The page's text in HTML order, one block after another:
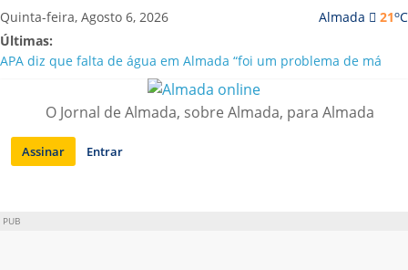
Saltar
para
conteúdo
Almada 21oC
Quinta-feira, Agosto 6, 2026
Últimas:
APA diz que falta de água em Almada “foi um problema de má
Laranjeiro | Cultura pop asiática invade a Casa Amarela
Ponte 25 de Abril celebra 60 anos com programa cultural entre
Lisboa e Almada
Situação de alerta em Almada renovada até final de Agosto
O Jornal de Almada, sobre Almada, para Almada
Assinar Entrar
PUB